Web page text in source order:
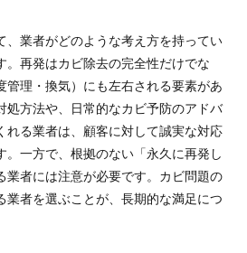
、業者がどのような考え方を持ってい
。再発はカビ除去の完全性だけでな
管理・換気）にも左右される要素があ
処方法や、日常的なカビ予防のアドバ
れる業者は、顧客に対して誠実な対応
。一方で、根拠のない「永久に再発し
業者には注意が必要です。カビ問題の
業者を選ぶことが、長期的な満足につ